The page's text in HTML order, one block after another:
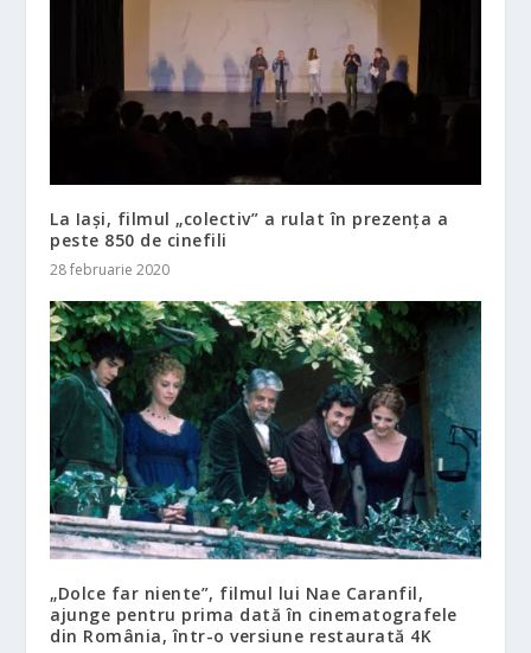
La Iași, filmul „colectiv” a rulat în prezența a
peste 850 de cinefili
28 februarie 2020
„Dolce far niente”, filmul lui Nae Caranfil,
ajunge pentru prima dată în cinematografele
din România, într-o versiune restaurată 4K